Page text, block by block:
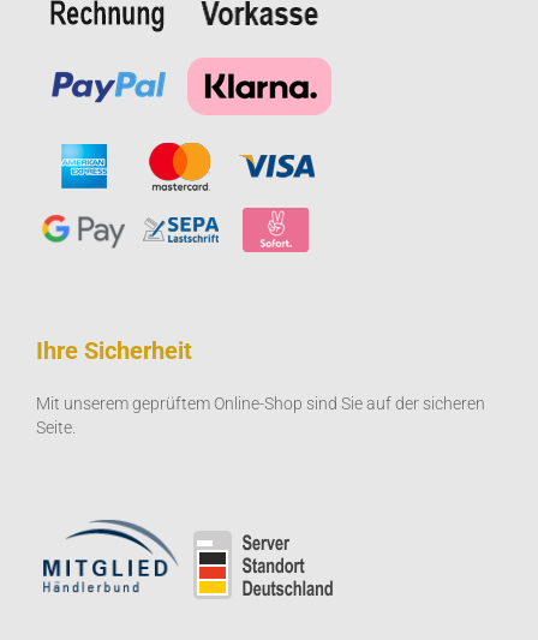
Ihre Sicherheit
Mit unserem geprüftem Online-Shop sind Sie auf der sicheren
Seite.